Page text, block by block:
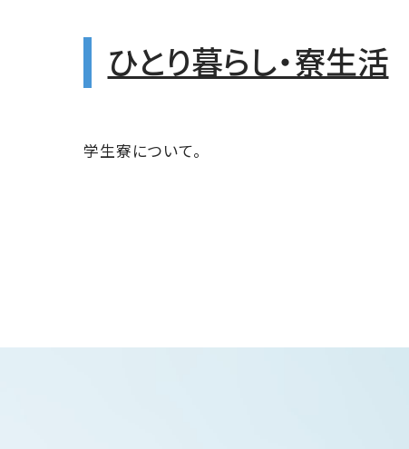
ひとり暮らし・寮生活
学生寮について。